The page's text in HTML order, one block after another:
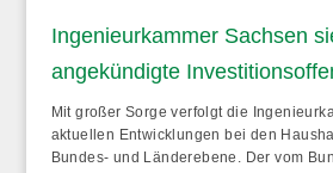
Ingenieurkammer Sachsen
angekündigte
Mit großer Sorge verfolgt die
aktuellen Entwicklungen bei den
Bundes- und Länderebene. Der vom